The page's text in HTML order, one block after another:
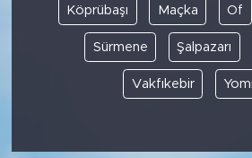
Köprübaşı Maçka Of
Sürmene Şalpazarı
Vakfıkebir